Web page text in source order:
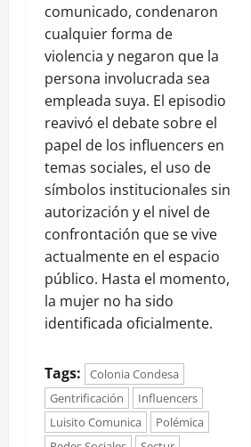
comunicado, condenaron
cualquier forma de
violencia y negaron que la
persona involucrada sea
empleada suya. El episodio
reavivó el debate sobre el
papel de los influencers en
temas sociales, el uso de
símbolos institucionales sin
autorización y el nivel de
confrontación que se vive
actualmente en el espacio
público. Hasta el momento,
la mujer no ha sido
identificada oficialmente.
Tags:
Colonia Condesa
Gentrificación
Influencers
Luisito Comunica
Polémica